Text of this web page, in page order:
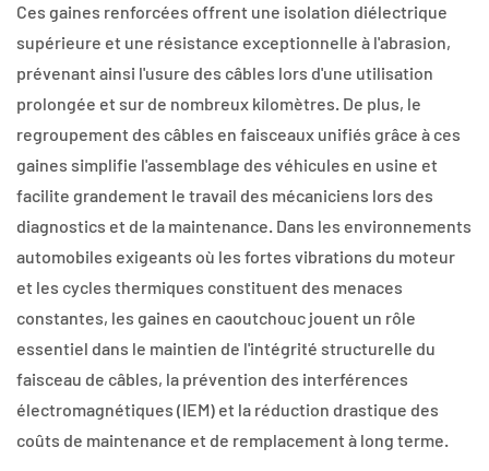
Ces gaines renforcées offrent une isolation diélectrique
supérieure et une résistance exceptionnelle à l'abrasion,
prévenant ainsi l'usure des câbles lors d'une utilisation
prolongée et sur de nombreux kilomètres. De plus, le
regroupement des câbles en faisceaux unifiés grâce à ces
gaines simplifie l'assemblage des véhicules en usine et
facilite grandement le travail des mécaniciens lors des
diagnostics et de la maintenance. Dans les environnements
automobiles exigeants où les fortes vibrations du moteur
et les cycles thermiques constituent des menaces
constantes, les gaines en caoutchouc jouent un rôle
essentiel dans le maintien de l'intégrité structurelle du
faisceau de câbles, la prévention des interférences
électromagnétiques (IEM) et la réduction drastique des
coûts de maintenance et de remplacement à long terme.